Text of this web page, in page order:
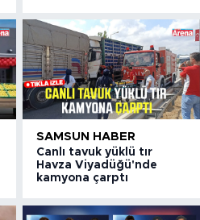
SAMSUN HABER
Canlı tavuk yüklü tır
Havza Viyadüğü'nde
kamyona çarptı